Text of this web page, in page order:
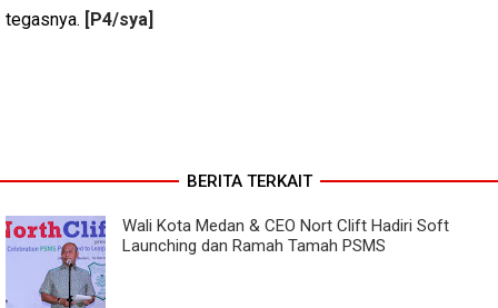
tegasnya. [P4/sya]
BERITA TERKAIT
Wali Kota Medan & CEO Nort Clift Hadiri Soft
Launching dan Ramah Tamah PSMS